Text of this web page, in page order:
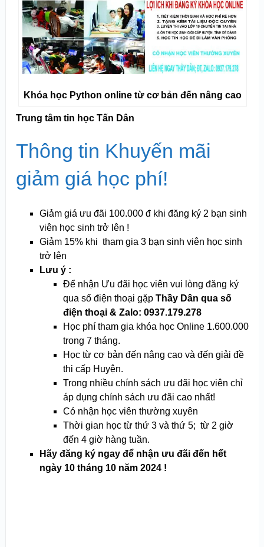
Khóa học Python online từ cơ bản đến nâng cao
Trung tâm tin học Tấn Dân
Thông tin Khuyến mãi
giảm giá học phí!
Giảm giá ưu đãi 100.000 đ khi đăng ký 2 bạn sinh
viên học sinh trở lên !
Giảm 15% khi tham gia 3 bạn sinh viên học sinh
trở lên
Lưu ý :
Để nhận Ưu đãi học viên vui lòng đăng ký
qua số điện thoại gặp Thầy Dân qua số
điện thoại & Zalo: 0937.179.278
Học phí tham gia khóa học Online 1.600.000
trong 7 tháng.
Học từ cơ bản đến nâng cao và đến giải đề
thi cấp Huyện.
Trong nhiều chính sách ưu đãi học viên chỉ
áp dụng chính sách ưu đãi cao nhất!
Có nhận học viên thường xuyên
Thời gian học từ thứ 3 và thứ 5; từ 2 giờ
đến 4 giờ hàng tuần.
Hãy đăng ký ngay để nhận ưu đãi đến hết
ngày 10 tháng 10 năm 2024 !